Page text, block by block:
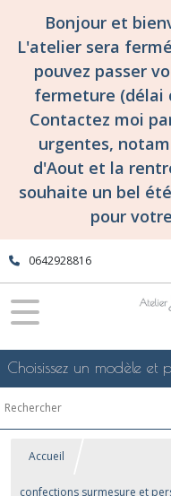
Bonjour et
L'atelier sera
pouvez passer
fermeture (délai
Contactez moi
urgentes,
d'Aout et la
souhaite un bel
pour
0642928816
Accueil
confections surmesure et